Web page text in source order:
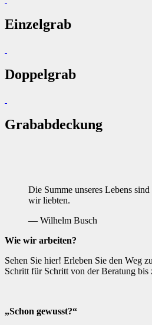
Einzelgrab
Doppelgrab
Grababdeckung
Die Summe unseres Lebens
wir liebten.
— Wilhelm Busch
Wie wir arbeiten?
Sehen Sie hier! Erleben Sie den Weg
Schritt für Schritt von der Beratung bis
„Schon gewusst?“